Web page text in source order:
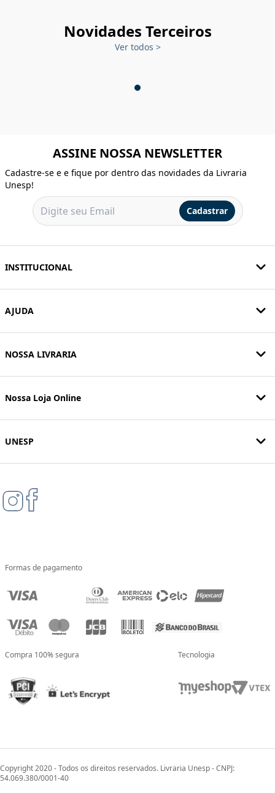
Novidades Terceiros
Ver todos >
ASSINE NOSSA NEWSLETTER
Cadastre-se e e fique por dentro das novidades da Livraria
Unesp!
Cadastrar
INSTITUCIONAL
AJUDA
NOSSA LIVRARIA
Nossa Loja Online
UNESP
Formas de pagamento
Compra 100% segura Tecnologia
Copyright 2020 - Todos os direitos reservados. Livraria Unesp - CNPJ:
54.069.380/0001-40